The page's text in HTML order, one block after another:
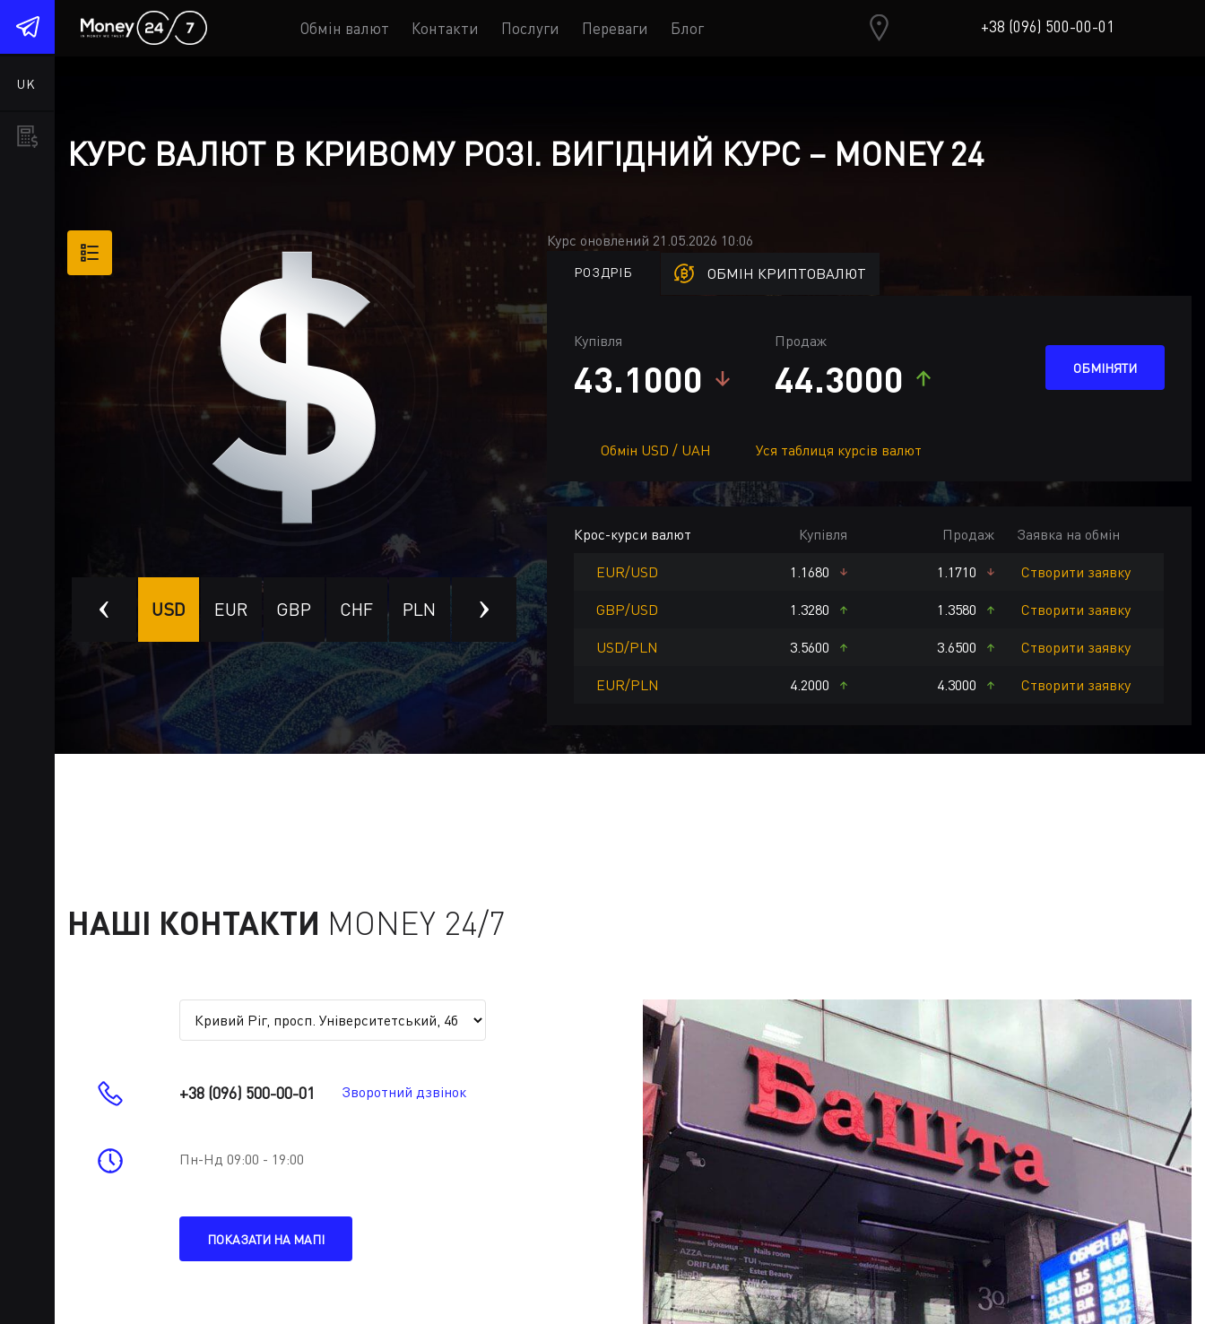
UK
Обмін валют Контакти Послуги Переваги Блог +38 (096) 500-00-01
КУРС ВАЛЮТ В КРИВОМУ РОЗІ. ВИГІДНИЙ КУРС – MONEY 24
HKD USD EUR GBP CHF PLN ILS CNY TRY CAD SEK CZK AED HKD USD
РОЗДРІБ ОБМІН КРИПТОВАЛЮТ
Курс оновлений 21.05.2026 10:06
Купівля
43.1000
Продаж
44.3000 ОБМІНЯТИ
Обмін USD / UAH Уся таблиця курсів валют
Крос-курси валют Купівля Продаж Заявка на обмін
EUR/USD 1.1680 1.1710 Створити заявку
GBP/USD 1.3280 1.3580 Створити заявку
USD/PLN 3.5600 3.6500 Створити заявку
EUR/PLN 4.2000 4.3000 Створити заявку
НАШІ КОНТАКТИ MONEY 24/7
+38 (096) 500-00-01 Зворотний дзвінок
Пн-Нд 09:00 - 19:00
ПОКАЗАТИ НА МАПІ